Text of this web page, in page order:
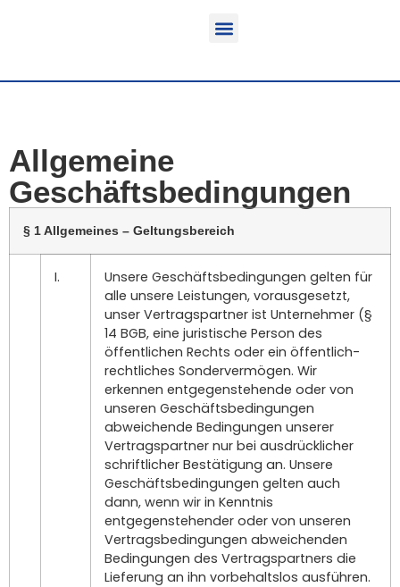
Allgemeine
Geschäftsbedingungen
§ 1 Allgemeines – Geltungsbereich
I.
Unsere Geschäftsbedingungen gelten für
alle unsere Leistungen, vorausgesetzt,
unser Vertragspartner ist Unternehmer (§
14 BGB, eine juristische Person des
öffentlichen Rechts oder ein öffentlich-
rechtliches Sondervermögen. Wir
erkennen entgegenstehende oder von
unseren Geschäftsbedingungen
abweichende Bedingungen unserer
Vertragspartner nur bei ausdrücklicher
schriftlicher Bestätigung an. Unsere
Geschäftsbedingungen gelten auch
dann, wenn wir in Kenntnis
entgegenstehender oder von unseren
Vertragsbedingungen abweichenden
Bedingungen des Vertragspartners die
Lieferung an ihn vorbehaltslos ausführen.